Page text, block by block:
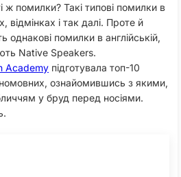
ж помилки? Такі типові помилки в
відмінках і так далі. Проте й
однакові помилки в англійській,
Native Speakers.
Academy підготувала топ-10
ознайомившись з якими,
у бруд перед носіями.